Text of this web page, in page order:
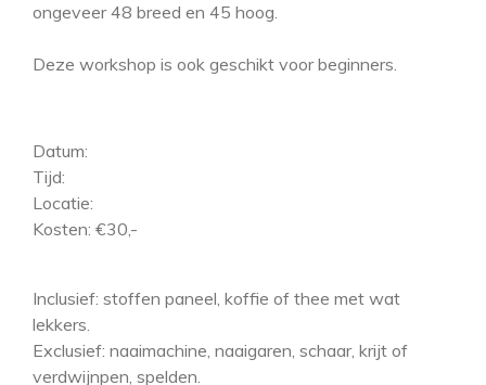
ongeveer 48 breed en 45 hoog.
Deze workshop is ook geschikt voor beginners.
Datum:
Tijd:
Locatie:
Kosten: €30,-
Inclusief: stoffen paneel, koffie of thee met wat
lekkers.
Exclusief: naaimachine, naaigaren, schaar, krijt of
verdwijnpen, spelden.